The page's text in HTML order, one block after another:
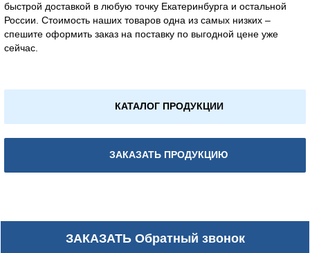
быстрой доставкой в любую точку Екатеринбурга и остальной
России. Стоимость наших товаров одна из самых низких –
спешите оформить заказ на поставку по выгодной цене уже
сейчас.
КАТАЛОГ ПРОДУКЦИИ
ЗАКАЗАТЬ ПРОДУКЦИЮ
ЗАКАЗАТЬОбратный звонок